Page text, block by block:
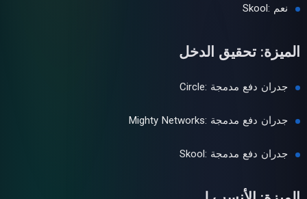
Skool: نعم
الميزة: تحقيق الدخل
Circle: جدران دفع مدمجة
Mighty Networks: جدران دفع مدمجة
Skool: جدران دفع مدمجة